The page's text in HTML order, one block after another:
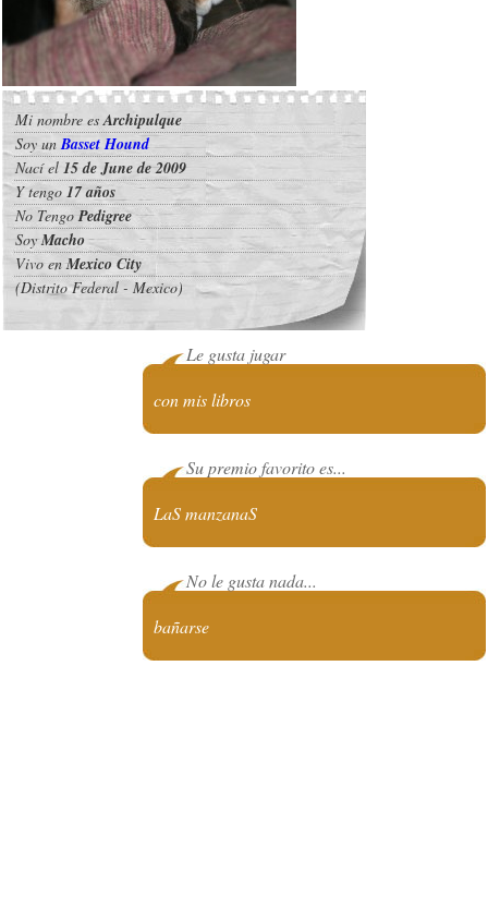
Mi nombre esArchipulque
Soy unBasset Hound
Nací el 15 de June de 2009
Y tengo 17 años
No TengoPedigree
SoyMacho
Vivo enMexico City
(Distrito Federal - Mexico)
Le gusta jugar
con mis libros
Su premio favorito es...
LaS manzanaS
No le gusta nada...
bañarse